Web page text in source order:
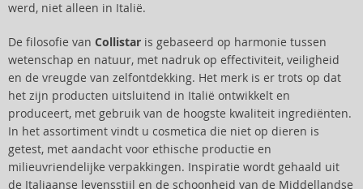
werd, niet alleen in Italië.
De filosofie van Collistar is gebaseerd op harmonie tussen
wetenschap en natuur, met nadruk op effectiviteit, veiligheid
en de vreugde van zelfontdekking. Het merk is er trots op dat
het zijn producten uitsluitend in Italië ontwikkelt en
produceert, met gebruik van de hoogste kwaliteit ingrediënten.
In het assortiment vindt u cosmetica die niet op dieren is
getest, met aandacht voor ethische productie en
milieuvriendelijke verpakkingen. Inspiratie wordt gehaald uit
de Italiaanse levensstijl en de schoonheid van de Middellandse